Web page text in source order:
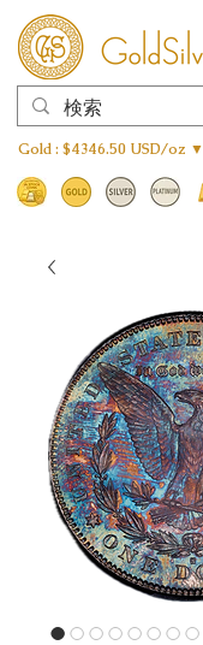
Gold : $4346.50 USD/oz ▼